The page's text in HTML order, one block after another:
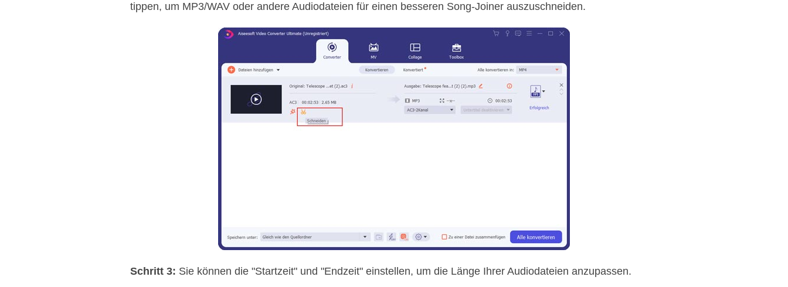
tippen, um MP3/WAV oder andere Audiodateien für einen besseren Song-Joiner auszuschneiden.
Schritt 3: Sie können die "Startzeit" und "Endzeit" einstellen, um die Länge Ihrer Audiodateien anzupassen.